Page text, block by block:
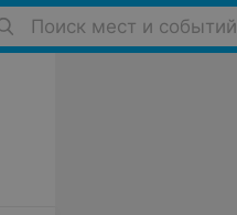
Поиск мест и событий